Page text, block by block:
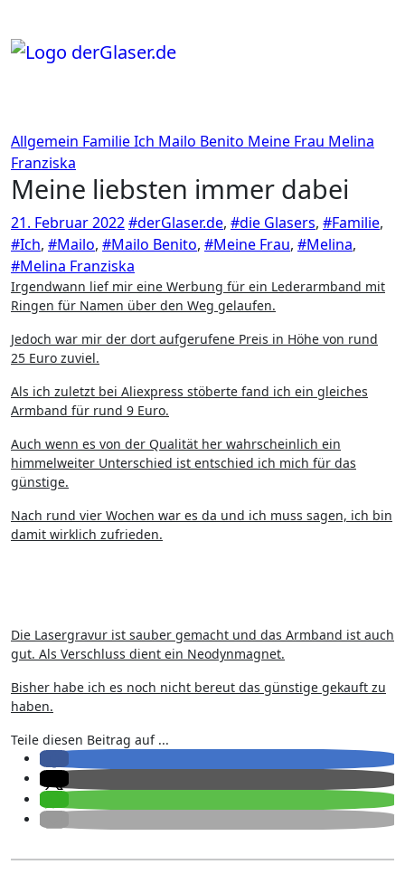
springen
Allgemein FamilieIch Mailo Benito Meine Frau Melina
Franziska
Meine liebsten immer dabei
21. Februar 2022#derGlaser.de, #die Glasers, #Familie,
#Ich, #Mailo, #Mailo Benito, #Meine Frau, #Melina,
#Melina Franziska
Irgendwann lief mir eine Werbung für ein Lederarmband mit
Ringen für Namen über den Weg gelaufen.
Jedoch war mir der dort aufgerufene Preis in Höhe von rund
25 Euro zuviel.
Als ich zuletzt bei Aliexpress stöberte fand ich ein gleiches
Armband für rund 9 Euro.
Auch wenn es von der Qualität her wahrscheinlich ein
himmelweiter Unterschied ist entschied ich mich für das
günstige.
Nach rund vier Wochen war es da und ich muss sagen, ich bin
damit wirklich zufrieden.
Die Lasergravur ist sauber gemacht und das Armband ist auch
gut. Als Verschluss dient ein Neodynmagnet.
Bisher habe ich es noch nicht bereut das günstige gekauft zu
haben.
Teile diesen Beitrag auf ...